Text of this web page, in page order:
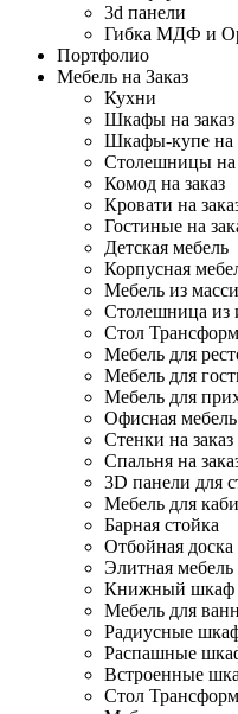
3d панели
Гибка МДФ и
Портфолио
Мебель на Заказ
Кухни
Шкафы на заказ
Шкафы-купе на
Столешницы на
Комод на заказ
Кровати на
Гостиные на
Детская мебель
Корпусная
Мебель из
Столешница из
Стол
Мебель для
Мебель для
Мебель для
Офисная мебель
Стенки на заказ
Спальня на
3D панели для
Мебель для
Барная стойка
Отбойная доска
Элитная мебель
Книжный шкаф
Мебель для
Радиусные
Распашные
Встроенные
Стол